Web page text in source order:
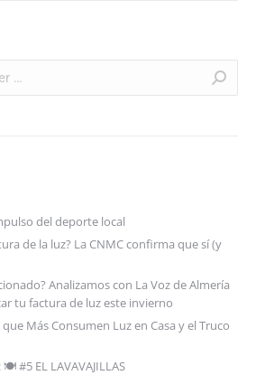
del deporte local
de la luz? La CNMC confirma que sí (y
Analizamos con La Voz de Almería
tu factura de luz este invierno
Más Consumen Luz en Casa y el Truco
🍽️ #5 EL LAVAVAJILLAS